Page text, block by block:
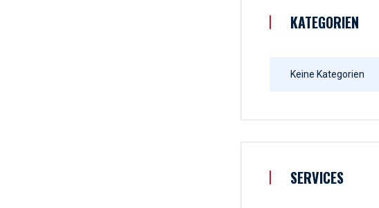
KATEGORIEN
Keine Kategorien
SERVICES